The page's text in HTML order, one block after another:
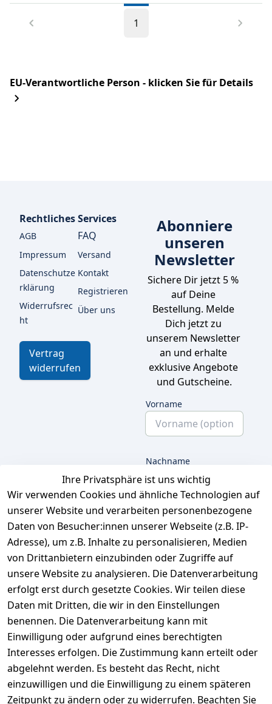
1
EU-Verantwortliche Person - klicken Sie für Details
Ihre Privatsphäre ist uns wichtig
Wir verwenden Cookies und ähnliche Technologien auf
unserer Website und verarbeiten personenbezogene
Daten von Besucher:innen unserer Webseite (z.B. IP-
Adresse), um z.B. Inhalte zu personalisieren, Medien
von Drittanbietern einzubinden oder Zugriffe auf
unsere Website zu analysieren. Die Datenverarbeitung
erfolgt erst durch gesetzte Cookies. Wir teilen diese
Daten mit Dritten, die wir in den Einstellungen
benennen. Die Datenverarbeitung kann mit
Einwilligung oder aufgrund eines berechtigten
Interesses erfolgen. Die Zustimmung kann erteilt oder
abgelehnt werden. Es besteht das Recht, nicht
einzuwilligen und die Einwilligung zu einem späteren
Zeitpunkt zu ändern oder zu widerrufen. Beachten Sie
Rechtliches
AGB
Impressum
Datenschutze
rklärung
Widerrufsrec
ht
Vertrag
widerrufen
Services
FAQ
Versand
Kontakt
Registrieren
Über uns
Abonniere
unseren
Newsletter
Sichere Dir jetzt 5 %
auf Deine
Bestellung. Melde
Dich jetzt zu
unserem Newsletter
an und erhalte
exklusive Angebote
und Gutscheine.
Vorname
Nachname
E-Mail
Ich bestätige hiermit,
dass ich die
Datenschutzerklärung
gelesen habe. Ich
kann meine
Einwilligung jederzeit
widerrufen.**
Newsletter